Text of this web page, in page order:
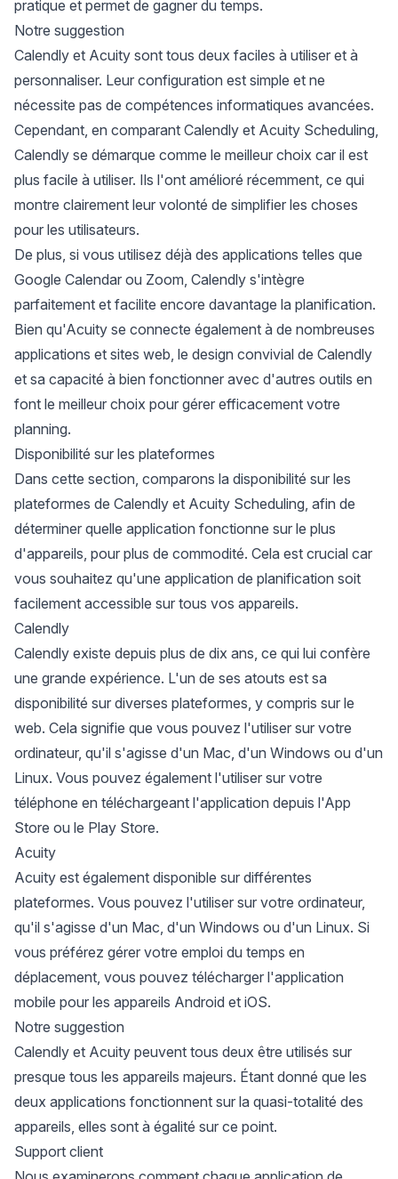
pratique et permet de gagner du temps.
Notre suggestion
Calendly et Acuity sont tous deux faciles à utiliser et à
personnaliser. Leur configuration est simple et ne
nécessite pas de compétences informatiques avancées.
Cependant, en comparant Calendly et Acuity Scheduling,
Calendly se démarque comme le meilleur choix car il est
plus facile à utiliser. Ils l'ont amélioré récemment, ce qui
montre clairement leur volonté de simplifier les choses
pour les utilisateurs.
De plus, si vous utilisez déjà des applications telles que
Google Calendar ou Zoom, Calendly s'intègre
parfaitement et facilite encore davantage la planification.
Bien qu'Acuity se connecte également à de nombreuses
applications et sites web, le design convivial de Calendly
et sa capacité à bien fonctionner avec d'autres outils en
font le meilleur choix pour gérer efficacement votre
planning.
Disponibilité sur les plateformes
Dans cette section, comparons la disponibilité sur les
plateformes de Calendly et Acuity Scheduling, afin de
déterminer quelle application fonctionne sur le plus
d'appareils, pour plus de commodité. Cela est crucial car
vous souhaitez qu'une application de planification soit
facilement accessible sur tous vos appareils.
Calendly
Calendly existe depuis plus de dix ans, ce qui lui confère
une grande expérience. L'un de ses atouts est sa
disponibilité sur diverses plateformes, y compris sur le
web. Cela signifie que vous pouvez l'utiliser sur votre
ordinateur, qu'il s'agisse d'un Mac, d'un Windows ou d'un
Linux. Vous pouvez également l'utiliser sur votre
téléphone en téléchargeant l'application depuis l'App
Store ou le Play Store.
Acuity
Acuity est également disponible sur différentes
plateformes. Vous pouvez l'utiliser sur votre ordinateur,
qu'il s'agisse d'un Mac, d'un Windows ou d'un Linux. Si
vous préférez gérer votre emploi du temps en
déplacement, vous pouvez télécharger l'application
mobile pour les appareils Android et iOS.
Notre suggestion
Calendly et Acuity peuvent tous deux être utilisés sur
presque tous les appareils majeurs. Étant donné que les
deux applications fonctionnent sur la quasi-totalité des
appareils, elles sont à égalité sur ce point.
Support client